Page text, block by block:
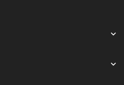

